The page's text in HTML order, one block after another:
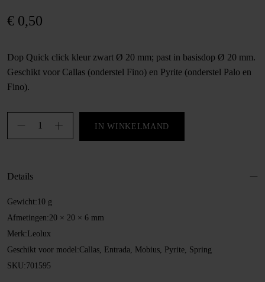
€ 0,50
Dop Quick click kleur zwart Ø 20 mm; past in basisdop Ø 20 mm.
Geschikt voor Callas (onderstel Fino) en Pyrite (onderstel Palo en
Fino).
Dop
(geschikt
karpet)
IN WINKELMAND
Details
Gewicht: 10 g
Afmetingen:20 × 20 × 6 mm
Merk: Leolux
Geschikt voor model:Callas, Entrada, Mobius, Pyrite, Spring
SKU:701595